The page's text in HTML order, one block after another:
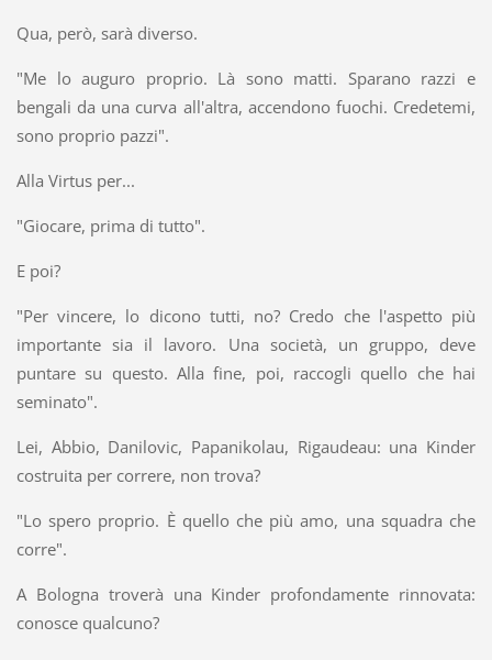
Qua, però, sarà diverso.
"Me lo auguro proprio. Là sono matti. Sparano razzi e
bengali da una curva all'altra, accendono fuochi. Credetemi,
sono proprio pazzi".
Alla Virtus per...
"Giocare, prima di tutto".
E poi?
"Per vincere, lo dicono tutti, no? Credo che l'aspetto più
importante sia il lavoro. Una società, un gruppo, deve
puntare su questo. Alla fine, poi, raccogli quello che hai
seminato".
Lei, Abbio, Danilovic, Papanikolau, Rigaudeau: una Kinder
costruita per correre, non trova?
"Lo spero proprio. È quello che più amo, una squadra che
corre".
A Bologna troverà una Kinder profondamente rinnovata:
conosce qualcuno?